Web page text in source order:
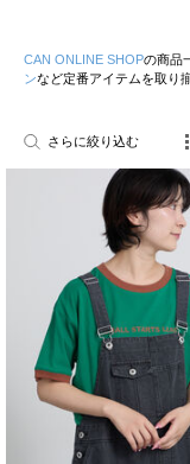
CAN ONLINE SHOPの商品
ンなど定番アイテムを取り
さらに絞り込む